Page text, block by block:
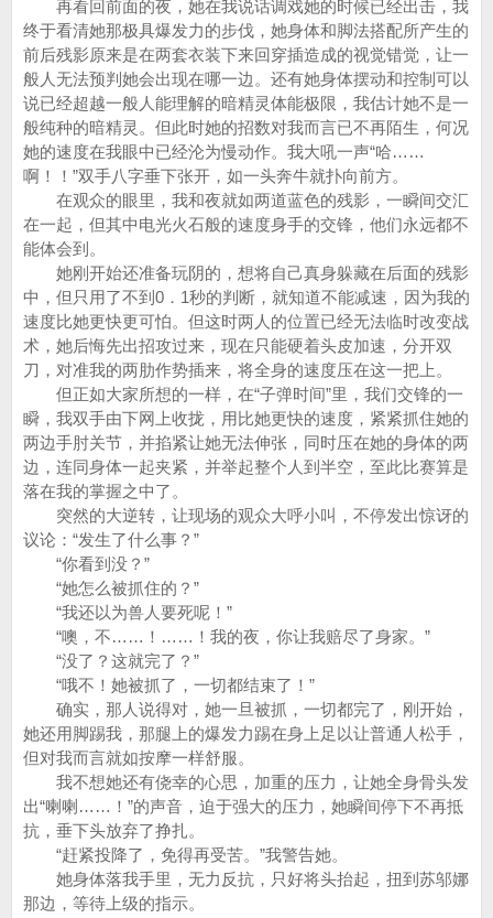
再看回前面的夜，她在我说话调戏她的时候已经出击，我
终于看清她那极具爆发力的步伐，她身体和脚法搭配所产生的
前后残影原来是在两套衣装下来回穿插造成的视觉错觉，让一
般人无法预判她会出现在哪一边。还有她身体摆动和控制可以
说已经超越一般人能理解的暗精灵体能极限，我估计她不是一
般纯种的暗精灵。但此时她的招数对我而言已不再陌生，何况
她的速度在我眼中已经沦为慢动作。我大吼一声“哈……
啊！！”双手八字垂下张开，如一头奔牛就扑向前方。
在观众的眼里，我和夜就如两道蓝色的残影，一瞬间交汇
在一起，但其中电光火石般的速度身手的交锋，他们永远都不
能体会到。
她刚开始还准备玩阴的，想将自己真身躲藏在后面的残影
中，但只用了不到0．1秒的判断，就知道不能减速，因为我的
速度比她更快更可怕。但这时两人的位置已经无法临时改变战
术，她后悔先出招攻过来，现在只能硬着头皮加速，分开双
刀，对准我的两肋作势插来，将全身的速度压在这一把上。
但正如大家所想的一样，在“子弹时间”里，我们交锋的一
瞬，我双手由下网上收拢，用比她更快的速度，紧紧抓住她的
两边手肘关节，并掐紧让她无法伸张，同时压在她的身体的两
边，连同身体一起夹紧，并举起整个人到半空，至此比赛算是
落在我的掌握之中了。
突然的大逆转，让现场的观众大呼小叫，不停发出惊讶的
议论：“发生了什么事？”
“你看到没？”
“她怎么被抓住的？”
“我还以为兽人要死呢！”
“噢，不……！……！我的夜，你让我赔尽了身家。”
“没了？这就完了？”
“哦不！她被抓了，一切都结束了！”
确实，那人说得对，她一旦被抓，一切都完了，刚开始，
她还用脚踢我，那腿上的爆发力踢在身上足以让普通人松手，
但对我而言就如按摩一样舒服。
我不想她还有侥幸的心思，加重的压力，让她全身骨头发
出“喇喇……！”的声音，迫于强大的压力，她瞬间停下不再抵
抗，垂下头放弃了挣扎。
“赶紧投降了，免得再受苦。”我警告她。
她身体落我手里，无力反抗，只好将头抬起，扭到苏邬娜
那边，等待上级的指示。